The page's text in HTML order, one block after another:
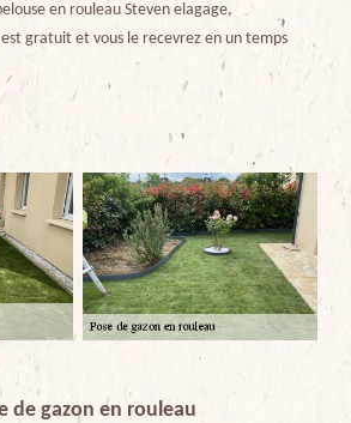
en rouleau Steven elagage,
est gratuit et vous le recevrez en un temps
de gazon en rouleau